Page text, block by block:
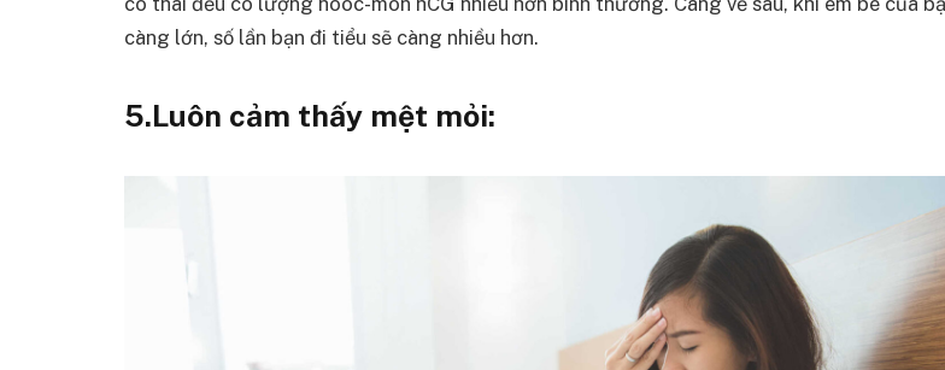
càng lớn, số lần bạn đi tiểu sẽ càng nhiều hơn.
5.Luôn cảm thấy mệt mỏi: